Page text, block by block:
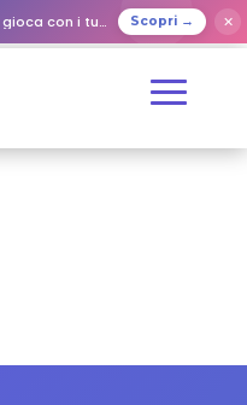
con i tuoi cari Scopri → ✕